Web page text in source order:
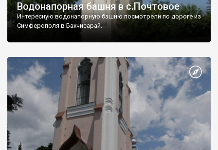
Водонапорная башня в с.Почтовое
Интересную водонапорную башню посмотрели по дороге из
Симферополя в Бахчисарай.